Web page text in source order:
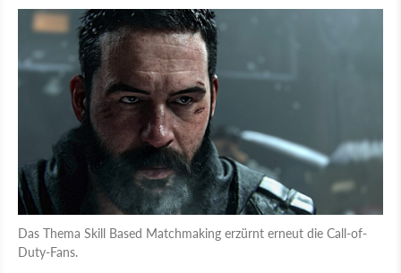
Das Thema Skill Based Matchmaking erzürnt erneut die Call-of-
Duty-Fans.